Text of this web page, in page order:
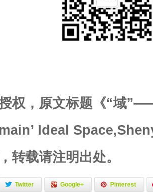
权，原文标题《“域
Ideal
转载请注明出处。
Twitter Google+ Pinterest